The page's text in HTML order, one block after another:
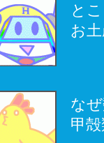
と
お
な
甲